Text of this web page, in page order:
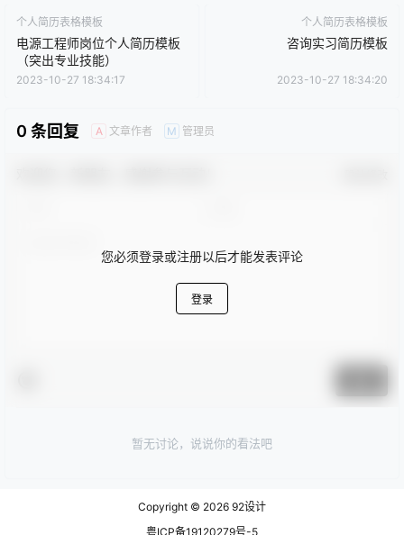
个人简历表格模板
电源工程师岗位个人简历模板
（突出专业技能）
2023-10-27 18:34:17
个人简历表格模板
咨询实习简历模板
2023-10-27 18:34:20
0 条回复 A 文章作者 M 管理员
您必须登录或注册以后才能发表评论
登录
暂无讨论，说说你的看法吧
Copyright © 2026 92设计
粤ICP备19120279号-5